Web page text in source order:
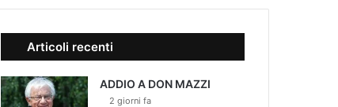
Articoli recenti
ADDIO A DON MAZZI
2 giorni fa